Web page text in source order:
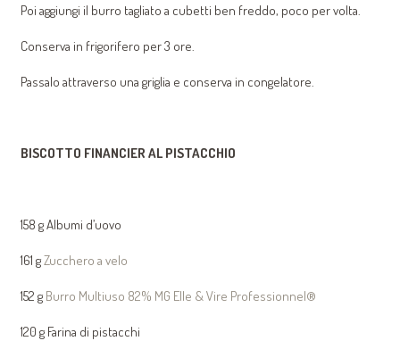
Poi aggiungi il burro tagliato a cubetti ben freddo, poco per volta.
Conserva in frigorifero per 3 ore.
Passalo attraverso una griglia e conserva in congelatore.
BISCOTTO FINANCIER AL PISTACCHIO
158 g Albumi d’uovo
161 gZucchero a velo
152 g Burro Multiuso 82% MG Elle & Vire Professionnel®
120 g Farina di pistacchi